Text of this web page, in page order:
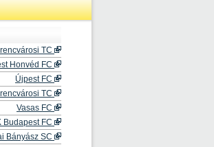
TC
Honvéd FC
Újpest FC
TC
Vasas FC
Budapest FC
Bányász SC